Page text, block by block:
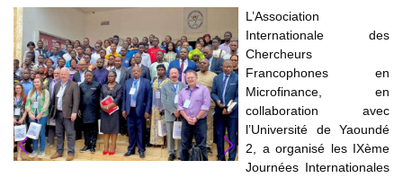
L’Association
Internationale des
Chercheurs
Francophones en
Microfinance, en
collaboration avec
l’Université de Yaoundé
2, a organisé les IXème
Journées Internationales